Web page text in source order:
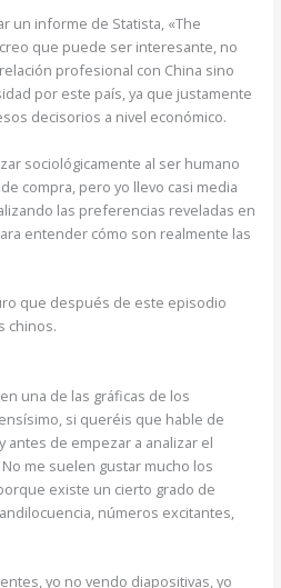
un informe de Statista, «The
que puede ser interesante, no
profesional con China sino
por este país, ya que justamente
decisorios a nivel económico.
sociológicamente al ser humano
compra, pero yo llevo casi media
las preferencias reveladas en
entender cómo son realmente las
que después de este episodio
chinos.
una de las gráficas de los
si queréis que hable de
antes de empezar a analizar el
me suelen gustar mucho los
existe un cierto grado de
números excitantes,
yo no vendo diapositivas, yo